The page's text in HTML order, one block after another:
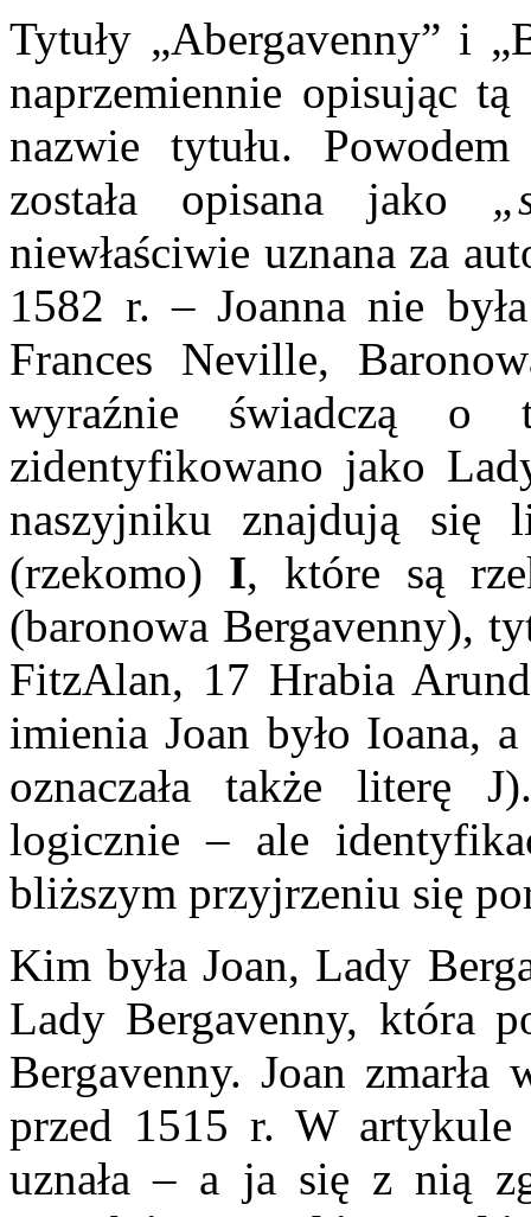
Tytuły „Abergavenny” i
naprzemiennie opisując
nazwie tytułu.
została opisana jako
niewłaściwie uznana za
1582 r. – Joanna nie
Frances Neville,
wyraźnie świadczą
zidentyfikowano jako
naszyjniku znajdują
(rzekomo) I, które są
(baronowa Bergavenny),
FitzAlan, 17 Hrabia
imienia Joan było Ioana,
oznaczała także literę
logicznie – ale
bliższym przyjrzeniu się
Kim była Joan, Lady
Lady Bergavenny, która
Bergavenny. Joan
przed 1515 r. W
uznała – a ja się z nią